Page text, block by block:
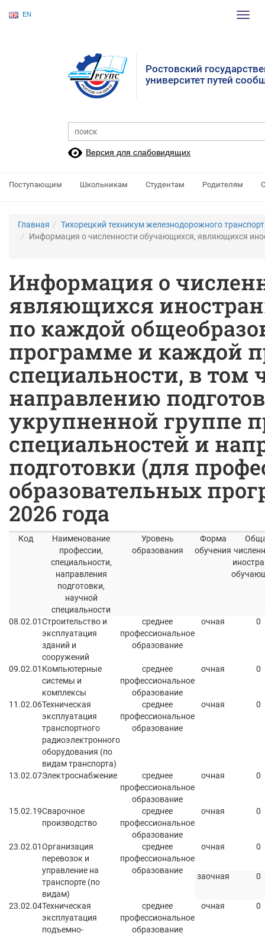
EN
Ростовский
университет путей
Версия для слабовидящих
Поступающим Школьникам Студентам Родителям
Главная
Тихорецкий техникум железнодорожного
Информация о численности обучающихся, являющихся
Информация о
являющихся
по каждой
программе и каждой
специальности, в том
направлению
укрупненной группе
специальностей и
подготовки (для
образовательных
2026 года
Код
Наименование
профессии,
специальности,
направления
подготовки,
научной
специальности
Уровень
образования
Форма
обучения
08.02.01Строительство и
эксплуатация
зданий и
сооружений
среднее
профессиональное
образование
очная 0
09.02.01 Компьютерные
системы и
комплексы
среднее
профессиональное
образование
очная 0
11.02.06Техническая
эксплуатация
транспортного
радиоэлектронного
оборудования (по
видам транспорта)
среднее
профессиональное
образование
очная 0
13.02.07Электроснабжение
среднее
профессиональное
образование
очная 0
15.02.19Сварочное
производство
среднее
профессиональное
образование
очная 0
23.02.01Организация
перевозок и
управление на
транспорте (по
видам)
среднее
профессиональное
образование
очная 0
заочная 0
23.02.04Техническая
эксплуатация
подъемно-
среднее
профессиональное
образование
очная 0